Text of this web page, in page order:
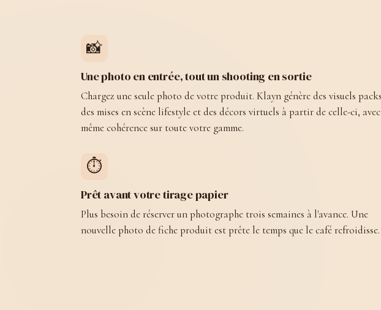
📸
Une photo en entrée, tout un shooting en sortie
Chargez une seule photo de votre produit. Klayn génère des visuels
des mises en scène lifestyle et des décors virtuels à partir de celle-ci,
même cohérence sur toute votre gamme.
⏱️
Prêt avant votre tirage papier
Plus besoin de réserver un photographe trois semaines à l'avance. Une
nouvelle photo de fiche produit est prête le temps que le café refroidisse.